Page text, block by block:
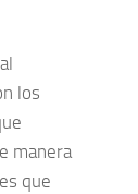
los
manera
que